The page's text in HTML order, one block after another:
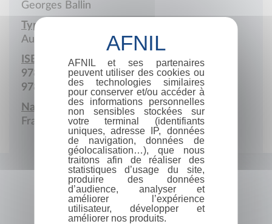
Georges Ballin
Type de société :
Auto-édition
ISBN :
978-2-9593076
978-2-9594241
Nationalité :
France
AFNIL et ses partenaires
peuvent utiliser des cookies ou
des technologies similaires
pour conserver et/ou accéder à
des informations personnelles
non sensibles stockées sur
votre terminal (identifiants
uniques, adresse IP, données
de navigation, données de
géolocalisation…), que nous
traitons afin de réaliser des
statistiques d’usage du site,
produire des données
d’audience, analyser et
améliorer l’expérience
utilisateur, développer et
améliorer nos produits.